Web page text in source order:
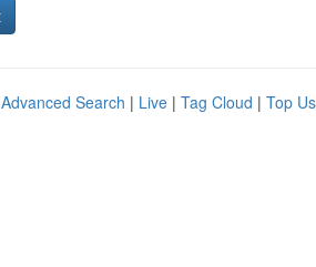
Advanced Search | Live | Tag Cloud | Top